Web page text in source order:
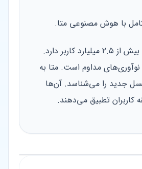
امروز اینستاگرام بیش از ۲.۵ میلیارد کاربر دارد.
مداوم است. متا به
جدید را می‌شناسد. آن‌ها
کاربران تطبیق می‌دهند.